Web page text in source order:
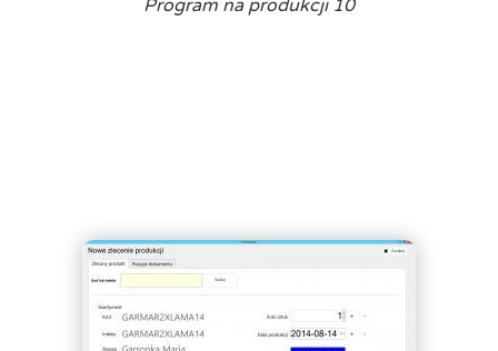
Program na produkcji 10